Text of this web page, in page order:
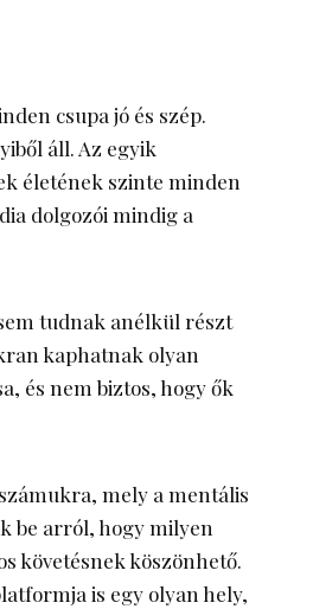
csupa jó és szép.
áll. Az egyik
életének szinte minden
dolgozói mindig a
tudnak anélkül részt
kaphatnak olyan
és nem biztos, hogy ők
mely a mentális
be arról, hogy milyen
követésnek köszönhető.
is egy olyan hely,